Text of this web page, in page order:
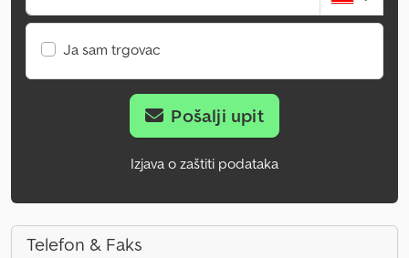
Ja sam trgovac
Pošalji upit
Izjava o zaštiti podataka
Telefon & Faks